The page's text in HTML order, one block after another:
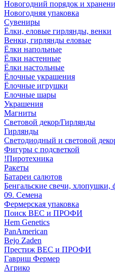
Новогодний порядок и
Новогодняя упаковка
Сувениры
Ёлки, еловые гирлянды, венки
Венки, гирлянды еловые
Ёлки напольные
Ёлки настенные
Ёлки настольные
Ёлочные украшения
Ёлочные игрушки
Елочные шары
Украшения
Магниты
Световой декор/Гирлянды
Гирлянды
Светодиодный и световой
Фигуры с подсветкой
!Пиротехника
Ракеты
Батареи салютов
Бенгальские свечи, хлопушки,
09. Семена
Фермерская упаковка
Поиск ВЕС и ПРОФИ
Hem Genetics
PanAmerican
Bejo Zaden
Престиж ВЕС и ПРОФИ
Гавриш Фермер
Агрико